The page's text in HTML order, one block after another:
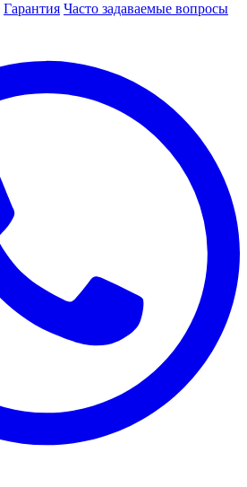
Гарантия Часто задаваемые вопросы